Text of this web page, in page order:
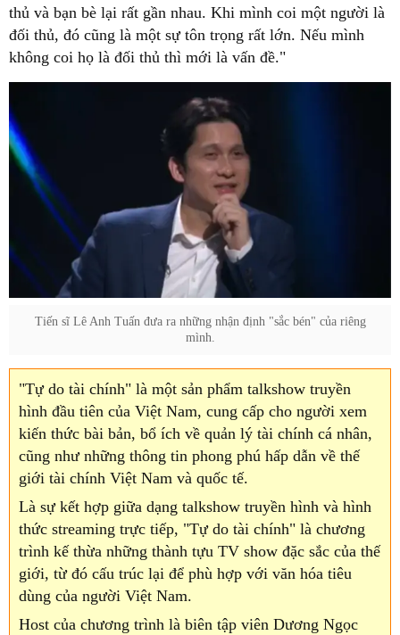
thủ và bạn bè lại rất gần nhau. Khi mình coi một người là
đối thủ, đó cũng là một sự tôn trọng rất lớn. Nếu mình
không coi họ là đối thủ thì mới là vấn đề."
Tiến sĩ Lê Anh Tuấn đưa ra những nhận định "sắc bén" của riêng
mình.
"Tự do tài chính" là một sản phẩm talkshow truyền
hình đầu tiên của Việt Nam, cung cấp cho người xem
kiến thức bài bản, bổ ích về quản lý tài chính cá nhân,
cũng như những thông tin phong phú hấp dẫn về thế
giới tài chính Việt Nam và quốc tế.
Là sự kết hợp giữa dạng talkshow truyền hình và hình
thức streaming trực tiếp, "Tự do tài chính" là chương
trình kế thừa những thành tựu TV show đặc sắc của thế
giới, từ đó cấu trúc lại để phù hợp với văn hóa tiêu
dùng của người Việt Nam.
Host của chương trình là biên tập viên Dương Ngọc